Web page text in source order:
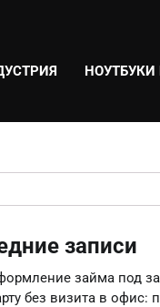
записи
займа под
без визита в офис: